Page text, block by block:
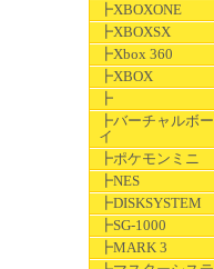
┣XBOXONE
┣XBOXSX
┣Xbox 360
┣XBOX
┣
┣バーチャルボー
イ
┣ポケモンミニ
┣NES
┣DISKSYSTEM
┣SG-1000
┣MARK 3